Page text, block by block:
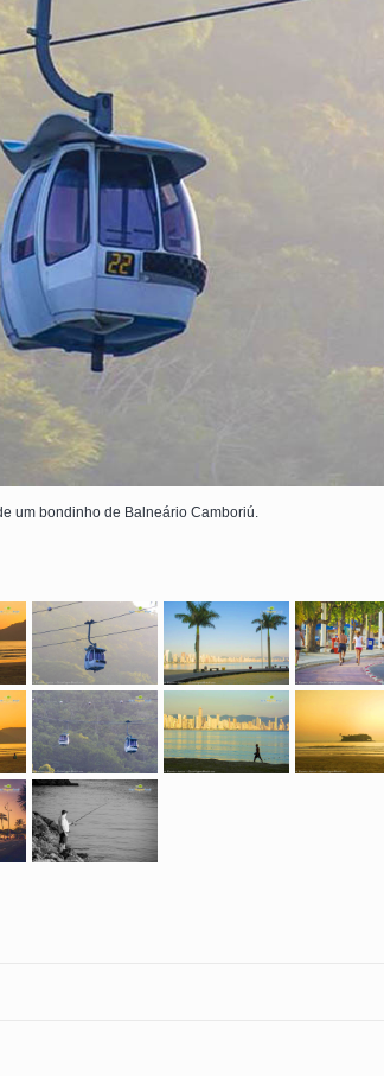
um bondinho de Balneário Camboriú.